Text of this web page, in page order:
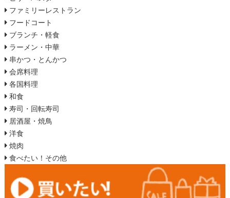
ファミリーレストラン
フードコート
ブランチ・軽食
ラーメン・中華
串かつ・とんかつ
会席料理
各国料理
和食
寿司・回転寿司
居酒屋・焼鳥
洋食
焼肉
食べたい！その他